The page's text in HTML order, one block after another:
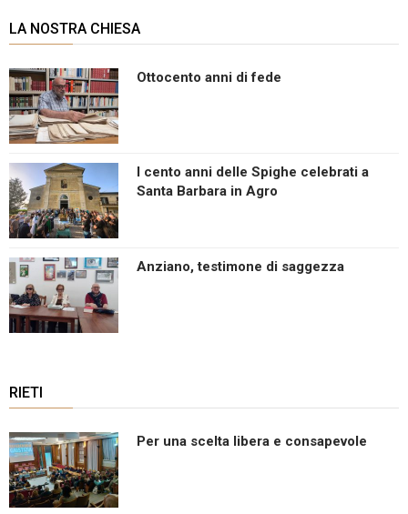
LA NOSTRA CHIESA
Ottocento anni di fede
I cento anni delle Spighe celebrati a
Santa Barbara in Agro
Anziano, testimone di saggezza
RIETI
Per una scelta libera e consapevole